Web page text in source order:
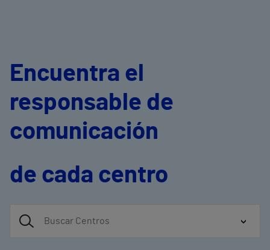
Encuentra el
responsable de
comunicación
de cada centro